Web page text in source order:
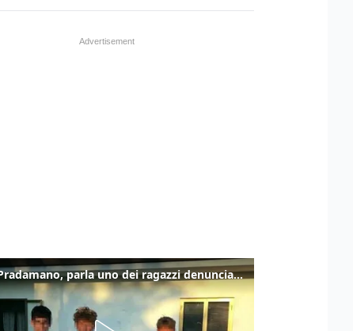
Caso Pradamano, parla uno dei ragazzi denunciati per la limonata: "Volevo anche aiutare i miei"